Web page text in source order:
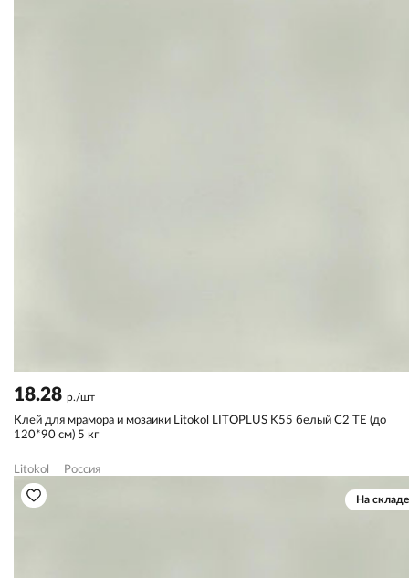
18.28 р./шт
Клей для мрамора и мозаики Litokol LITOPLUS K55 белый С2 TЕ (до
120*90 см) 5 кг
Litokol Россия
На складе